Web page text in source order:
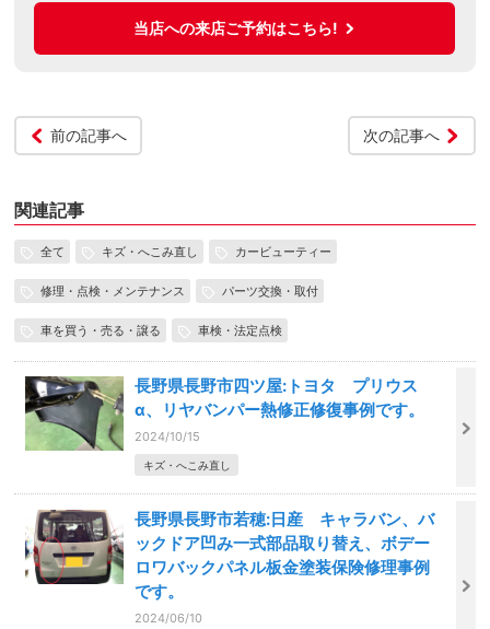
当店への来店ご予約はこちら!
前の記事へ 次の記事へ
関連記事
全て キズ・へこみ直し カービューティー
修理・点検・メンテナンス パーツ交換・取付
車を買う・売る・譲る 車検・法定点検
長野県長野市四ツ屋:トヨタ プリウス
α、リヤバンパー熱修正修復事例です。
2024/10/15
キズ・へこみ直し
長野県長野市若穂:日産 キャラバン、バ
ックドア凹み一式部品取り替え、ボデー
ロワバックパネル板金塗装保険修理事例
です。
2024/06/10